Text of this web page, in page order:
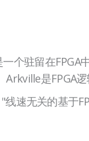
个驻留在
是FPGA
速无关的基于